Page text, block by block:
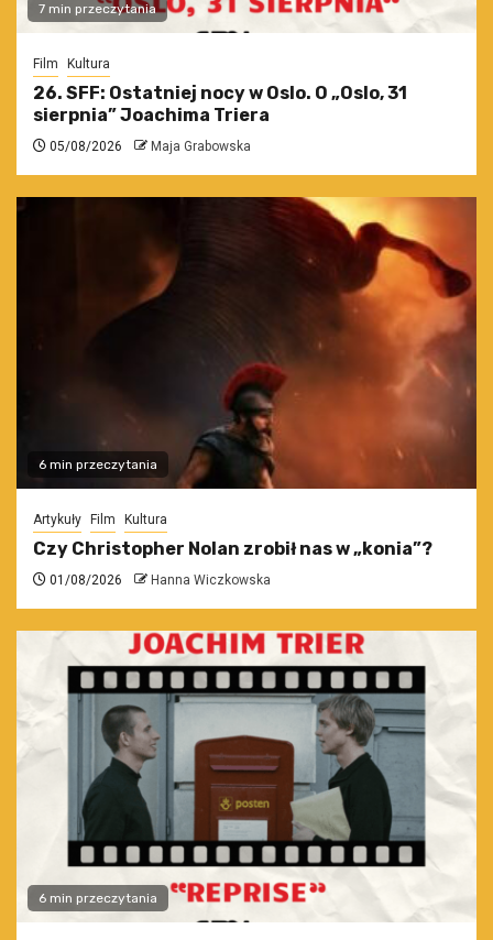
7 min przeczytania
Film Kultura
26. SFF: Ostatniej nocy w Oslo. O „Oslo, 31
sierpnia” Joachima Triera
05/08/2026 Maja Grabowska
6 min przeczytania
Artykuły Film Kultura
Czy Christopher Nolan zrobił nas w „konia”?
01/08/2026 Hanna Wiczkowska
6 min przeczytania